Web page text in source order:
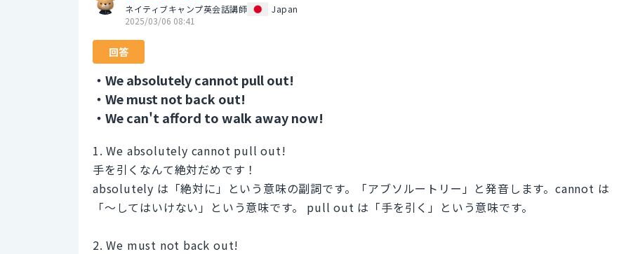
ネイティブキャンプ英会話講師
Japan
2025/03/06 08:41
回答
・We absolutely cannot pull out!
・We must not back out!
・We can't afford to walk away now!
1. We absolutely cannot pull out!
手を引くなんて絶対だめです！
absolutely は「絶対に」という意味の副詞です。「アブソルートリー」と発音します。cannot は
「〜してはいけない」という意味です。 pull out は「手を引く」という意味です。
2. We must not back out!